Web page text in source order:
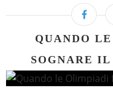
QUANDO
SOGNARE